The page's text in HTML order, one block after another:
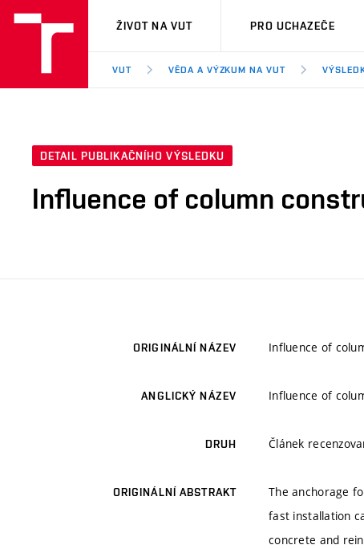
VUT
ŽIVOT NA VUT PRO UCHAZEČE
VUT VĚDA A VÝZKUM NA VUT
DETAIL PUBLIKAČNÍHO VÝSLEDKU
Influence of column
ORIGINÁLNÍ NÁZEV Influence of
ANGLICKÝ NÁZEV Influence of
DRUH Článek
ORIGINÁLNÍ ABSTRAKT
The anchorage
fast installation
concrete and